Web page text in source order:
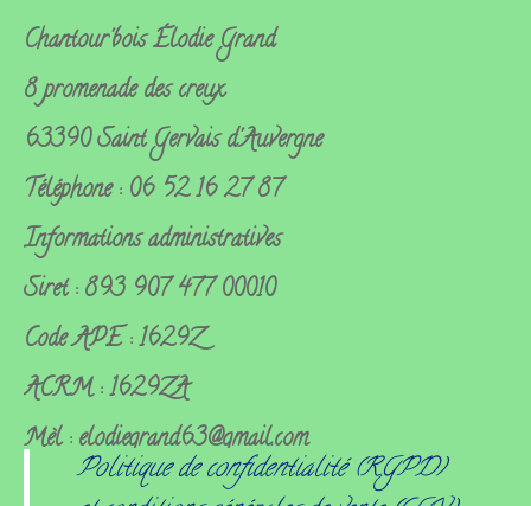
Chantour'boisÉlodie Grand
8 promenade des creux
63390 Saint Gervais d'Auvergne
Téléphone : 06 52 16 27 87
Informations administratives
Siret : 893 907 477 00010
Code APE : 1629Z
ACRM : 1629ZA
Mèl : elodiegrand63@gmail.com
Politique de confidentialité (RGPD)